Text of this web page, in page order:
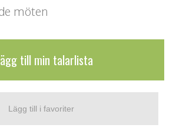
möten
till min talarlista